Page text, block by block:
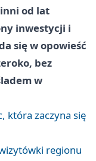
od lat
inwestycji i
się w opowieść
bez
w
która zaczyna się
regionu